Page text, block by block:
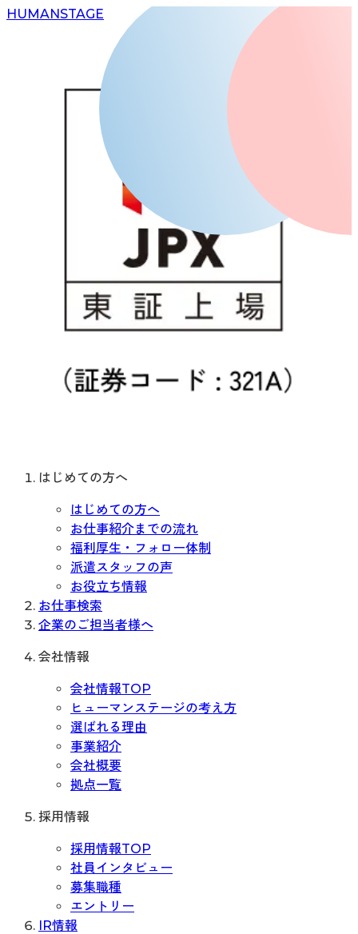
HUMANSTAGE
はじめての方へ
はじめての方へ
お仕事紹介までの流れ
福利厚生・フォロー体制
派遣スタッフの声
お役立ち情報
お仕事検索
企業のご担当者様へ
会社情報
会社情報TOP
ヒューマンステージの考え方
選ばれる理由
事業紹介
会社概要
拠点一覧
採用情報
採用情報TOP
社員インタビュー
募集職種
エントリー
IR情報